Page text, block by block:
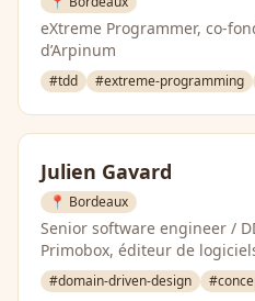
eXtreme Programmer, co-
d’Arpinum
#tdd #extreme-programming
Julien Gavard
📍 Bordeaux
Senior software engineer /
Primobox, éditeur de
dématérialisation des
#domain-driven-design